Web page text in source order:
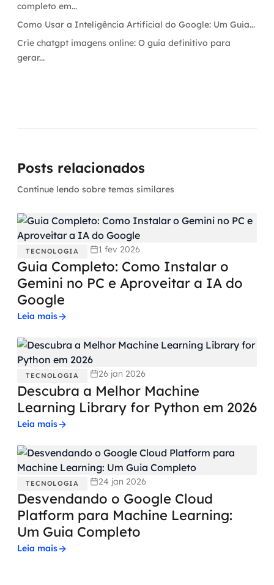
completo em...
Como Usar a Inteligência Artificial do Google: Um Guia...
Crie chatgpt imagens online: O guia definitivo para
gerar...
Posts relacionados
Continue lendo sobre temas similares
TECNOLOGIA 1 fev 2026
Guia Completo: Como Instalar o
Gemini no PC e Aproveitar a IA do
Google
Leia mais
TECNOLOGIA 26 jan 2026
Descubra a Melhor Machine
Learning Library for Python em 2026
Leia mais
TECNOLOGIA 24 jan 2026
Desvendando o Google Cloud
Platform para Machine Learning:
Um Guia Completo
Leia mais